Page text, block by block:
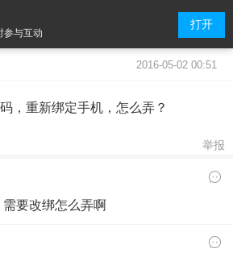
参与互动
打开
2016-05-02 00:51
，重新绑定手机，怎么弄？
举报
要改绑怎么弄啊